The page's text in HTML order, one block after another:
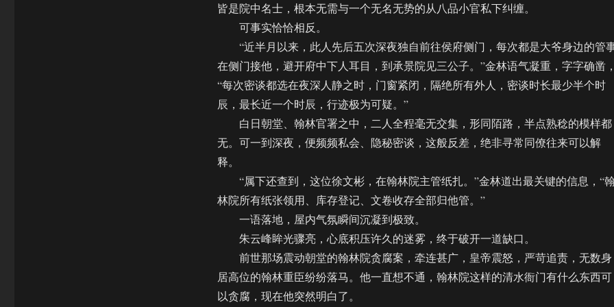
皆是院中名士，根本无需与一个无名无势的从八品小官私下纠缠。
可事实恰恰相反。
“近半月以来，此人先后五次深夜独自前往侯府侧门，每次都是大爷身边的管
在侧门接他，避开府中下人耳目，到承景院见三公子。”金林语气凝重，字字确凿，
“每次密谈都选在夜深人静之时，门窗紧闭，隔绝所有外人，密谈时长最少半个时
辰，最长近一个时辰，行迹极为可疑。”
白日朝堂、翰林官署之中，二人全程毫无交集，形同陌路，半点熟稔的模样都
无。可一到深夜，便频频私会、隐秘密谈，这般反差，绝非寻常同僚往来可以解
释。
“属下还查到，这位徐文彬，在翰林院主管纸扎。”金林道出最关键的信息，“翰
林院所有纸张领用、库存登记、文卷收存全部归他管。”
一语落地，屋内气氛瞬间沉凝到极致。
朱云峰眸光骤亮，心底积压许久的迷雾，终于破开一道缺口。
前世那场震动朝堂的翰林院贪腐案，牵连甚广，皇帝震怒，严苛追责，无数身
居高位的翰林重臣纷纷落马。他一直想不通，翰林院这样的清水衙门有什么东西可
以贪腐，现在他突然明白了。